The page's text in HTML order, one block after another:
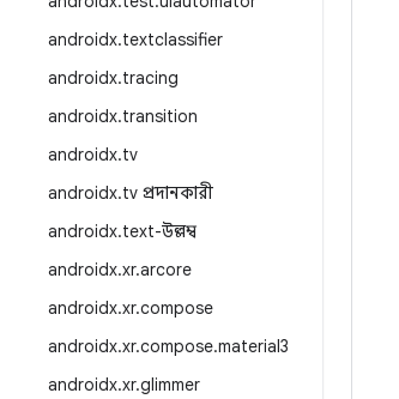
androidx.textclassifier
androidx.tracing
androidx.transition
androidx.tv
androidx.tv প্রদানকারী
androidx.text-উল্লম্ব
androidx.xr.arcore
androidx.xr.compose
androidx.xr.compose.material3
androidx.xr.glimmer